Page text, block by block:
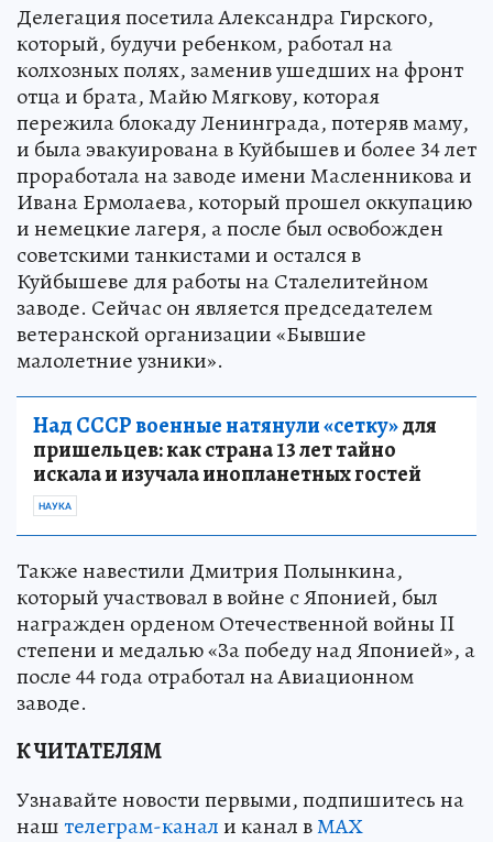
Делегация посетила Александра Гирского,
который, будучи ребенком, работал на
колхозных полях, заменив ушедших на фронт
отца и брата, Майю Мягкову, которая
пережила блокаду Ленинграда, потеряв маму,
и была эвакуирована в Куйбышев и более 34 лет
проработала на заводе имени Масленникова и
Ивана Ермолаева, который прошел оккупацию
и немецкие лагеря, а после был освобожден
советскими танкистами и остался в
Куйбышеве для работы на Сталелитейном
заводе. Сейчас он является председателем
ветеранской организации «Бывшие
малолетние узники».
Над СССР военные натянули «сетку»для
пришельцев: как страна 13 лет тайно
искала и изучала инопланетных гостей
НАУКА
Также навестили Дмитрия Полынкина,
который участвовал в войне с Японией, был
награжден орденом Отечественной войны II
степени и медалью «За победу над Японией», а
после 44 года отработал на Авиационном
заводе.
К ЧИТАТЕЛЯМ
Узнавайте новости первыми, подпишитесь на
наштелеграм-канали канал вМАХ